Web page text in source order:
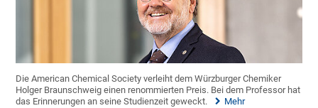
Die American Chemical Society verleiht dem Würzburger Chemiker
Holger Braunschweig einen renommierten Preis. Bei dem Professor hat
das Erinnerungen an seine Studienzeit geweckt.
Mehr